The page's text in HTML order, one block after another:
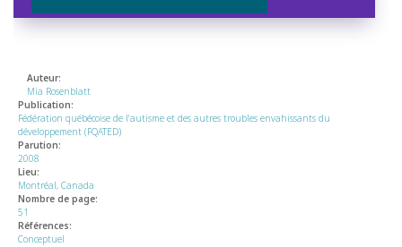
Auteur:
Mia Rosenblatt
Publication:
Fédération québécoise de l'autisme et des autres troubles envahissants du
développement (FQATED)
Parution:
2008
Lieu:
Montréal, Canada
Nombre de page:
51
Références:
Conceptuel